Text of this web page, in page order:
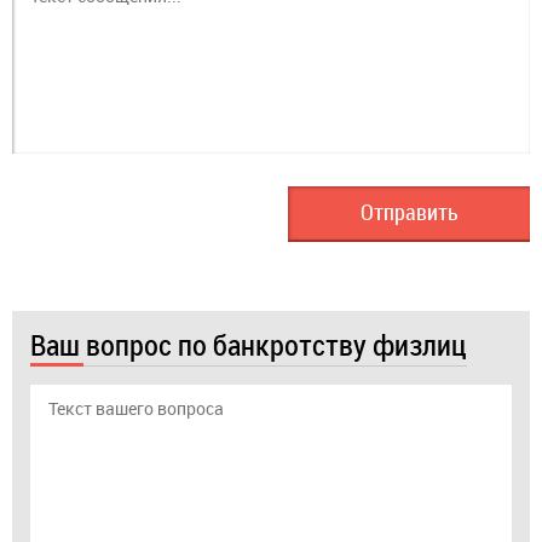
Ваш вопрос по банкротству физлиц